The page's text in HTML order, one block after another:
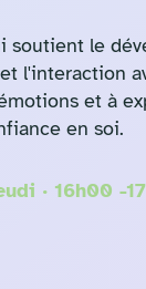
soutient le
l'interaction
et à
en soi.
· 16h00 -